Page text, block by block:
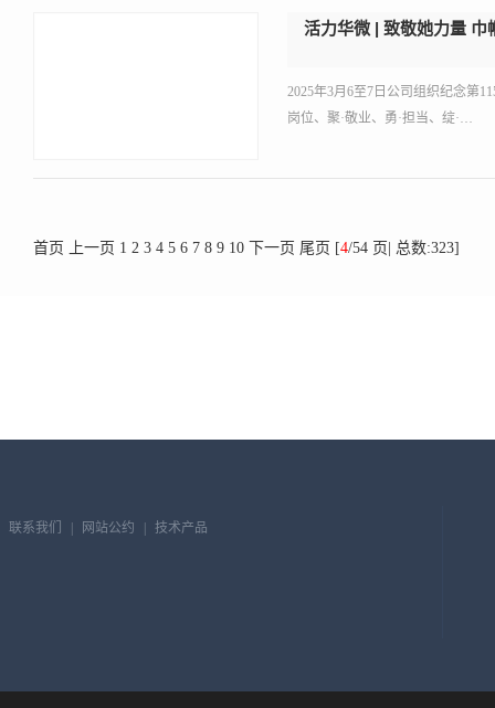
活力华微 | 致敬她力量 巾
2025年3月6至7日公司组织纪念第
岗位、聚·敬业、勇·担当、绽·…
首页 上一页 1 2 3 4 5 6 7 8 9 10 下一页 尾页 [4/54 页| 总数:323]
联系我们 网站公约 技术产品